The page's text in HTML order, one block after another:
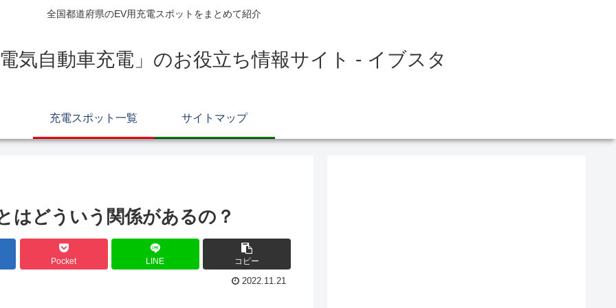
全国都道府県のEV用充電スポットをまとめて紹介
気自動車充電」のお役立ち情報サイト - イブスタ
充電スポット一覧 サイトマップ
はどういう関係があるの？
Pocket LINE コピー
2022.11.21